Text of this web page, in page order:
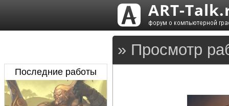
» Просмотр
Последние работы